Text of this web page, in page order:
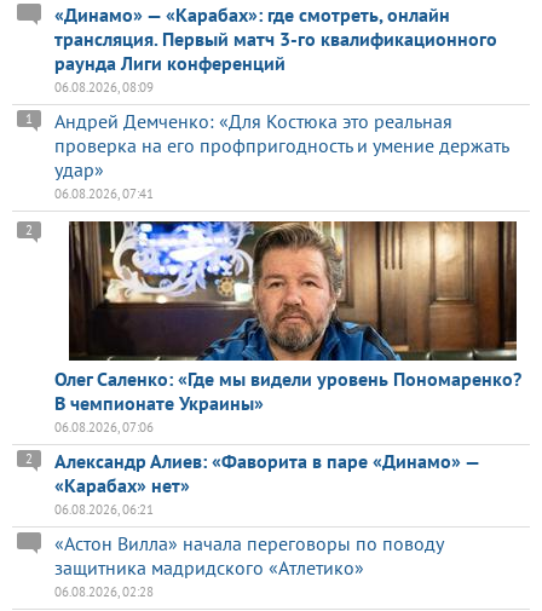
«Динамо» — «Карабах»: где смотреть, онлайн
трансляция. Первый матч 3-го квалификационного
раунда Лиги конференций
06.08.2026, 08:09
Андрей Демченко: «Для Костюка это реальная
проверка на его профпригодность и умение держать
удар»
1
06.08.2026, 07:41
Олег Саленко: «Где мы видели уровень Пономаренко?
В чемпионате Украины»
2
06.08.2026, 07:06
Александр Алиев: «Фаворита в паре «Динамо» —
«Карабах» нет»
2
06.08.2026, 06:21
«Астон Вилла» начала переговоры по поводу
защитника мадридского «Атлетико»
06.08.2026, 02:28